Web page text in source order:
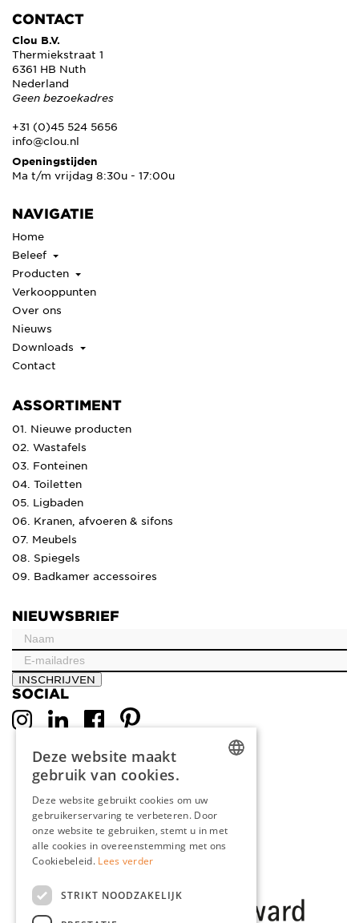
CONTACT
Clou B.V.
Thermiekstraat 1
6361 HB Nuth
Nederland
Geen bezoekadres
+31 (0)45 524 5656
info@clou.nl
Openingstijden
Ma t/m vrijdag 8:30u - 17:00u
NAVIGATIE
Home
Beleef
Producten
Verkooppunten
Over ons
Nieuws
Downloads
Contact
ASSORTIMENT
01. Nieuwe producten
02. Wastafels
03. Fonteinen
04. Toiletten
05. Ligbaden
06. Kranen, afvoeren & sifons
07. Meubels
08. Spiegels
09. Badkamer accessoires
NIEUWSBRIEF
INSCHRIJVEN
SOCIAL
ENGLISH
FRENCH
Deze website maakt
gebruik van cookies.
Deze website gebruikt cookies om uw
gebruikerservaring te verbeteren. Door
onze website te gebruiken, stemt u in met
alle cookies in overeenstemming met ons
Cookiebeleid. Lees verder
STRIKT NOODZAKELIJK